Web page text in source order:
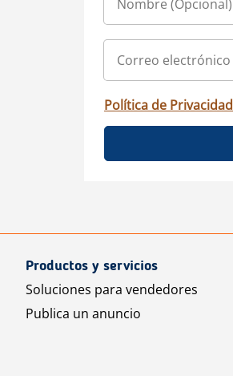
Política de Privacidad
Productos y servicios
Soluciones para vendedores
Publica un anuncio